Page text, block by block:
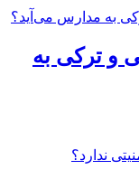
و ترکی به